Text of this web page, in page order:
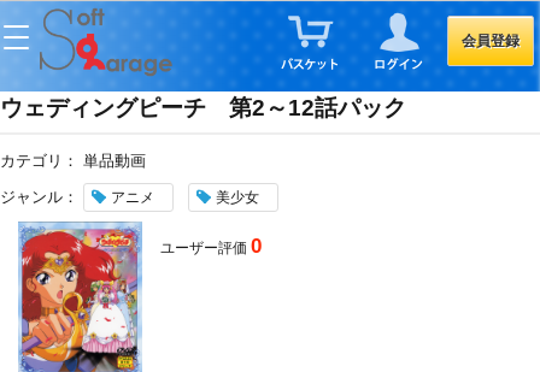
会員登録
ウェディングピーチ 第2～12話パック
カテゴリ： 単品動画
ジャンル：
アニメ 美少女
ユーザー評価0